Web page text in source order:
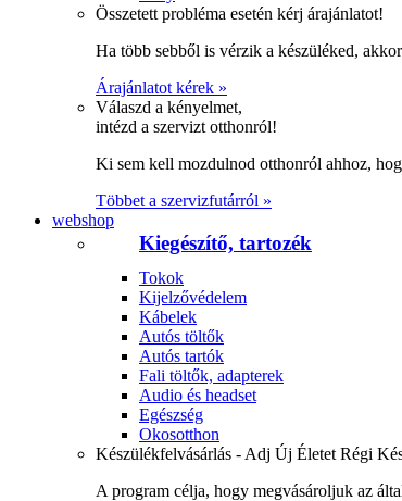
Összetett probléma esetén kérj árajánlatot!
Ha több sebből is vérzik a készüléked,
Árajánlatot kérek »
Válaszd a kényelmet,
intézd a szervizt otthonról!
Ki sem kell mozdulnod otthonról ahhoz,
Többet a szervizfutárról »
webshop
Kiegészítő, tartozék
Tokok
Kijelzővédelem
Kábelek
Autós töltők
Autós tartók
Fali töltők, adapterek
Audio és headset
Egészség
Okosotthon
Készülékfelvásárlás - Adj Új Életet Régi
A program célja, hogy megvásároljuk az